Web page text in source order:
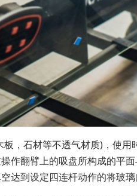
，石材等不透气材质)，使
作翻臂上的吸盘所构成的平
到设定四连杆动作的将玻璃